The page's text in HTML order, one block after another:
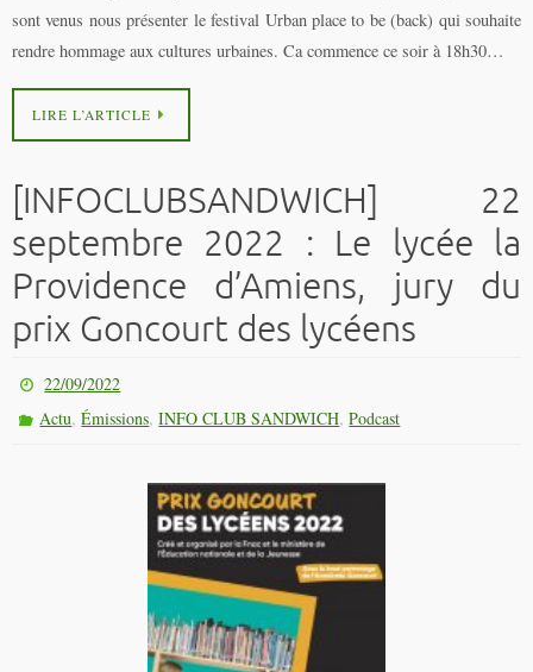
sont venus nous présenter le festival Urban place to be (back) qui souhaite
rendre hommage aux cultures urbaines. Ca commence ce soir à 18h30…
LIRE L’ARTICLE
[INFOCLUBSANDWICH] 22
septembre 2022 : Le lycée la
Providence d’Amiens, jury du
prix Goncourt des lycéens
22/09/2022
Actu,Émissions,INFO CLUB SANDWICH,Podcast